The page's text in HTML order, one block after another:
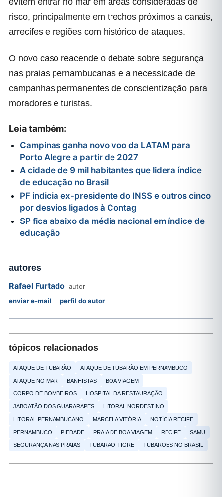
risco, principalmente em trechos próximos a canais,
arrecifes e regiões com histórico de ataques.
O novo caso reacende o debate sobre segurança
nas praias pernambucanas e a necessidade de
campanhas permanentes de conscientização para
moradores e turistas.
Leia também:
Campinas ganha novo voo da LATAM para
Porto Alegre a partir de 2027
A cidade de 9 mil habitantes que lidera índice
de educação no Brasil
PF indicia ex-presidente do INSS e outros cinco
por desvios ligados à Contag
SP fica abaixo da média nacional em índice de
educação
autores
Rafael Furtado autor
enviar e-mail
perfil do autor
tópicos relacionados
ATAQUE DE TUBARÃO ATAQUE DE TUBARÃO EM PERNAMBUCO
ATAQUE NO MAR BANHISTAS BOA VIAGEM
CORPO DE BOMBEIROS HOSPITAL DA RESTAURAÇÃO
JABOATÃO DOS GUARARAPES LITORAL NORDESTINO
LITORAL PERNAMBUCANO MARCELA VITÓRIA NOTÍCIA RECIFE
PERNAMBUCO PIEDADE PRAIA DE BOA VIAGEM RECIFE SAMU
SEGURANÇA NAS PRAIAS TUBARÃO-TIGRE TUBARÕES NO BRASIL